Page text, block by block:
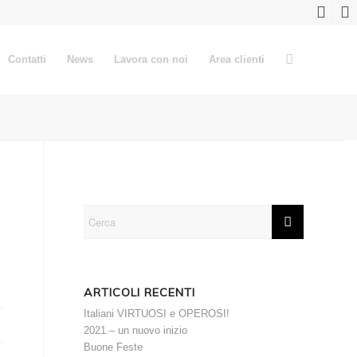
Contatti News Lavora con noi Area clienti
ARTICOLI RECENTI
Italiani VIRTUOSI e OPEROSI!
2021 – un nuovo inizio
Buone Feste